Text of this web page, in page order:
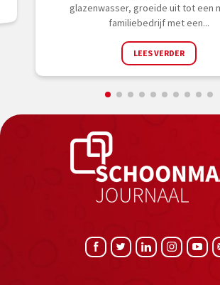
glazenwasser, groeide uit tot een
familiebedrijf met een...
LEES VERDER